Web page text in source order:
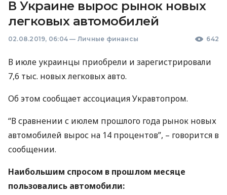
В Украине вырос рынок новых
легковых автомобилей
02.08.2019, 06:04 — Личные финансы 642
В июле украинцы приобрели и зарегистрировали
7,6 тыс. новых легковых авто.
Об этом сообщает ассоциация Укравтопром.
“В сравнении с июлем прошлого года рынок новых
автомобилей вырос на 14 процентов”, – говорится в
сообщении.
Наибольшим спросом в прошлом месяце
пользовались автомобили: